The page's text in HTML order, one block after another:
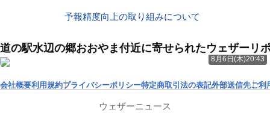
予報精度向上の取り組みについて
道の駅水辺の郷おおやま付近に寄せられたウェザーリ
8月6日(木)20:43
会社概要利用規約プライバシーポリシー特定商取引法の表記外部送信先ご利
ウェザーニュース